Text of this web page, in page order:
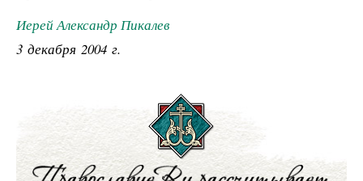
Иерей Александр Пикалев
3 декабря 2004 г.